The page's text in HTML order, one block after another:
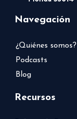
Navegación
¿Quiénes somos?
Podcasts
Blog
Recursos